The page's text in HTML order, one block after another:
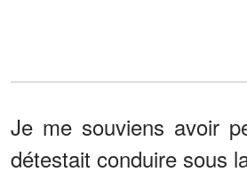
Je me souviens avoir
détestait conduire sous